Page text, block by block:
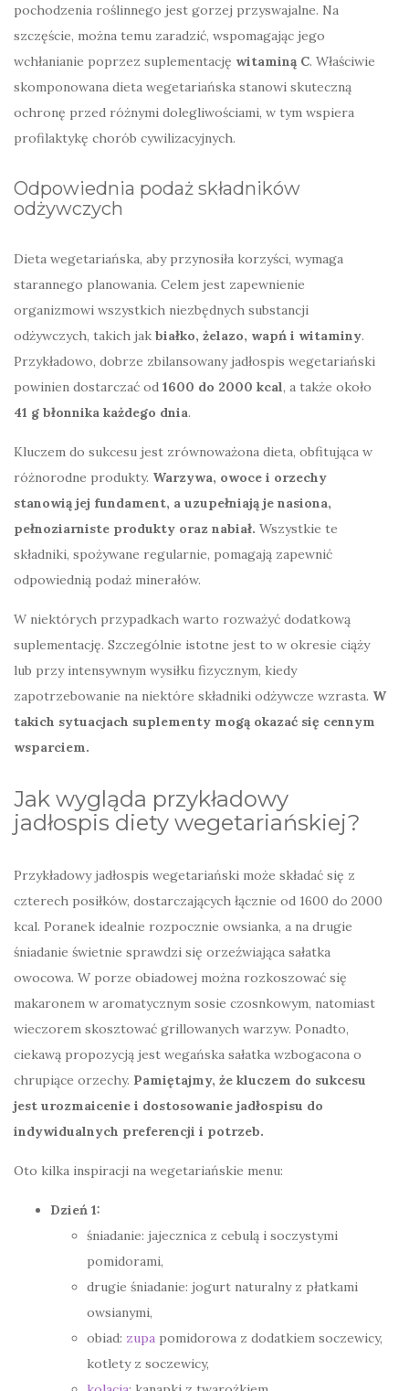
pochodzenia roślinnego jest gorzej przyswajalne. Na
szczęście, można temu zaradzić, wspomagając jego
wchłanianie poprzez suplementację witaminą C. Właściwie
skomponowana dieta wegetariańska stanowi skuteczną
ochronę przed różnymi dolegliwościami, w tym wspiera
profilaktykę chorób cywilizacyjnych.
Odpowiednia podaż składników
odżywczych
Dieta wegetariańska, aby przynosiła korzyści, wymaga
starannego planowania. Celem jest zapewnienie
organizmowi wszystkich niezbędnych substancji
odżywczych, takich jak białko, żelazo, wapń i witaminy.
Przykładowo, dobrze zbilansowany jadłospis wegetariański
powinien dostarczać od 1600 do 2000 kcal, a także około
41 g błonnika każdego dnia.
Kluczem do sukcesu jest zrównoważona dieta, obfitująca w
różnorodne produkty. Warzywa, owoce i orzechy
stanowią jej fundament, a uzupełniają je nasiona,
pełnoziarniste produkty oraz nabiał. Wszystkie te
składniki, spożywane regularnie, pomagają zapewnić
odpowiednią podaż minerałów.
W niektórych przypadkach warto rozważyć dodatkową
suplementację. Szczególnie istotne jest to w okresie ciąży
lub przy intensywnym wysiłku fizycznym, kiedy
zapotrzebowanie na niektóre składniki odżywcze wzrasta. W
takich sytuacjach suplementy mogą okazać się cennym
wsparciem.
Jak wygląda przykładowy
jadłospis diety wegetariańskiej?
Przykładowy jadłospis wegetariański może składać się z
czterech posiłków, dostarczających łącznie od 1600 do 2000
kcal. Poranek idealnie rozpocznie owsianka, a na drugie
śniadanie świetnie sprawdzi się orzeźwiająca sałatka
owocowa. W porze obiadowej można rozkoszować się
makaronem w aromatycznym sosie czosnkowym, natomiast
wieczorem skosztować grillowanych warzyw. Ponadto,
ciekawą propozycją jest wegańska sałatka wzbogacona o
chrupiące orzechy. Pamiętajmy, że kluczem do sukcesu
jest urozmaicenie i dostosowanie jadłospisu do
indywidualnych preferencji i potrzeb.
Oto kilka inspiracji na wegetariańskie menu:
Dzień 1:
śniadanie: jajecznica z cebulą i soczystymi
pomidorami,
drugie śniadanie: jogurt naturalny z płatkami
owsianymi,
obiad: zupa pomidorowa z dodatkiem soczewicy,
kotlety z soczewicy,